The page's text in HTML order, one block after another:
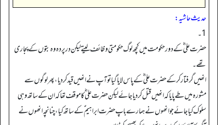
حدیث حاشیہ:
1۔
حضرت علی ؓکے دور حکومت میں کچھ لوگ حکومتی وظائف لیتے لیکن درپردہ وہ بتوں کے پجاری
تھے۔
انھیں گرفتار کرکے حضرت علی ؓکے پاس لایا گیا تو آپ نے انھیں قیدکردیا، پھر لوگوں سے
مشورہ میں طے پایا کہ انھیں قتل کردیا جائے لیکن حضرت علی ؓکا موقف تھا کہ ان کے ساتھ وہی
سلوک کیاجائے جو انھوں نے ہمارے باپ حضرت ابراہیم ؑکے ساتھ کیا،چنانچہ انھوں نے